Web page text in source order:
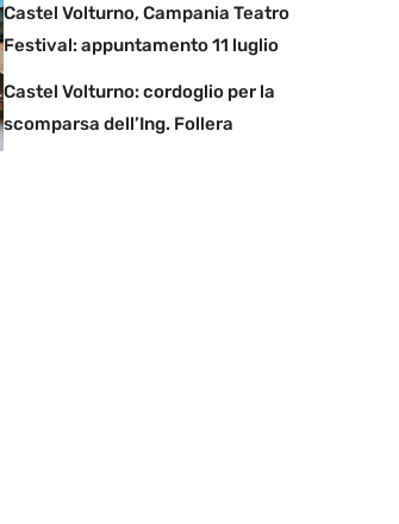
Castel Volturno, Campania Teatro
Festival: appuntamento 11 luglio
Castel Volturno: cordoglio per la
scomparsa dell’Ing. Follera